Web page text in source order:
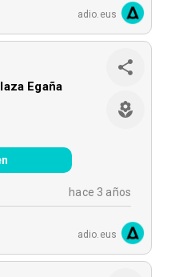
adio.eus
Egaña
hace 3 años
adio.eus